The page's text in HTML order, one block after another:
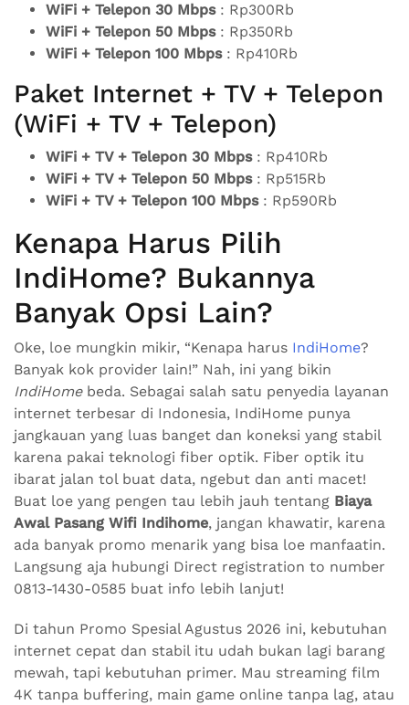
WiFi + Telepon 30 Mbps: Rp300Rb
WiFi + Telepon 50 Mbps: Rp350Rb
WiFi + Telepon 100 Mbps: Rp410Rb
Paket Internet + TV + Telepon
(WiFi + TV + Telepon)
WiFi + TV + Telepon 30 Mbps: Rp410Rb
WiFi + TV + Telepon 50 Mbps: Rp515Rb
WiFi + TV + Telepon 100 Mbps: Rp590Rb
Kenapa Harus Pilih
IndiHome? Bukannya
Banyak Opsi Lain?
Oke, loe mungkin mikir, “Kenapa harus IndiHome?
Banyak kok provider lain!” Nah, ini yang bikin
IndiHomebeda. Sebagai salah satu penyedia layanan
internet terbesar di Indonesia, IndiHome punya
jangkauan yang luas banget dan koneksi yang stabil
karena pakai teknologi fiber optik. Fiber optik itu
ibarat jalan tol buat data, ngebut dan anti macet!
Buat loe yang pengen tau lebih jauh tentang Biaya
Awal Pasang Wifi Indihome, jangan khawatir, karena
ada banyak promo menarik yang bisa loe manfaatin.
Langsung aja hubungi Direct registration to number
0813-1430-0585 buat info lebih lanjut!
Di tahun Promo Spesial Agustus 2026 ini, kebutuhan
internet cepat dan stabil itu udah bukan lagi barang
mewah, tapi kebutuhan primer. Mau streaming film
4K tanpa buffering, main game online tanpa lag, atau